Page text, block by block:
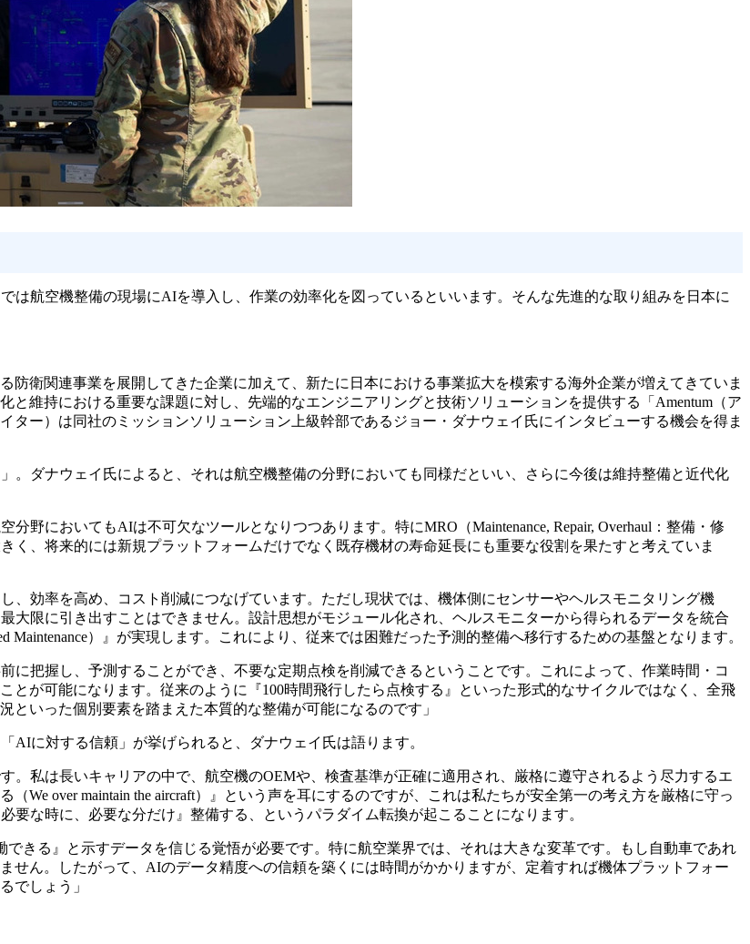
は航空機整備の現場にAIを導入し、作業の効率化を図っているといいます。そんな先進的な取り組みを日本に
衛関連事業を展開してきた企業に加えて、新たに日本における事業拡大を模索する海外企業が増えてきていま
維持における重要な課題に対し、先端的なエンジニアリングと技術ソリューションを提供する「Amentum（ア
ター）は同社のミッションソリューション上級幹部であるジョー・ダナウェイ氏にインタビューする機会を得ま
ダナウェイ氏によると、それは航空機整備の分野においても同様だといい、さらに今後は維持整備と近代化
野においてもAIは不可欠なツールとなりつつあります。特にMRO（Maintenance, Repair, Overhaul：整備・修
、将来的には新規プラットフォームだけでなく既存機材の寿命延長にも重要な役割を果たすと考えていま
効率を高め、コスト削減につなげています。ただし現状では、機体側にセンサーやヘルスモニタリング機
限に引き出すことはできません。設計思想がモジュール化され、ヘルスモニターから得られるデータを統合
）』が実現します。これにより、従来では困難だった予測的整備へ移行するための基盤となります。
把握し、予測することができ、不要な定期点検を削減できるということです。これによって、作業時間・コ
とが可能になります。従来のように『100時間飛行したら点検する』といった形式的なサイクルではなく、全飛
いった個別要素を踏まえた本質的な整備が可能になるのです」
に対する信頼」が挙げられると、ダナウェイ氏は語ります。
。私は長いキャリアの中で、航空機のOEMや、検査基準が正確に適用され、厳格に遵守されるよう尽力するエ
We over maintain the aircraft）』という声を耳にするのですが、これは私たちが安全第一の考え方を厳格に守っ
な時に、必要な分だけ』整備する、というパラダイム転換が起こることになります。
きる』と示すデータを信じる覚悟が必要です。特に航空業界では、それは大きな変革です。もし自動車であれ
せん。したがって、AIのデータ精度への信頼を築くには時間がかかりますが、定着すれば機体プラットフォー
でしょう」